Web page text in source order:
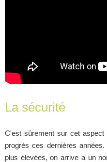
La sécurité
C'est sûrement sur cet
progrès ces dernières
plus élevées, on arrive a un